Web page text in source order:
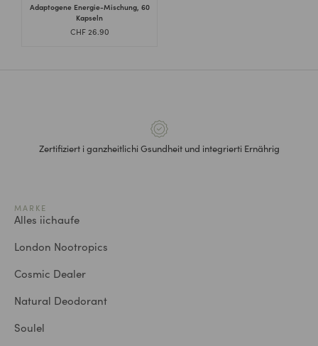
Adaptogene Energie-Mischung, 60
Kapseln
CHF26.90
Zertifiziert i ganzheitlichi Gsundheit und integrierti Ernährig
MARKE
Alles iichaufe
London Nootropics
Cosmic Dealer
Natural Deodorant
Soulel